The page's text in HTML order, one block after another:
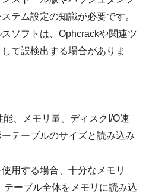
テム設定の知識が必要です。
ソフトは、Ophcrackや関連ツ
て誤検出する場合がありま
、メモリ量、ディスクI/O速
テーブルのサイズと読み込み
用する場合、十分なメモリ
テーブル全体をメモリに読み込